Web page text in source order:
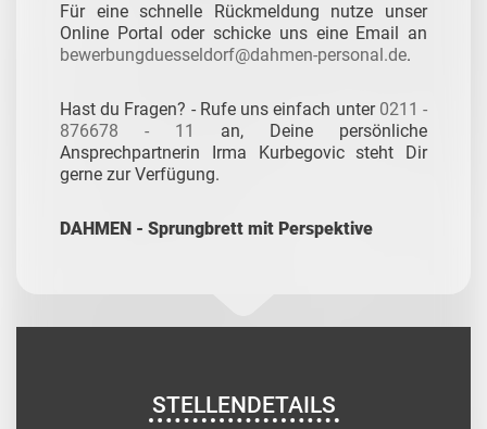
Für eine schnelle Rückmeldung nutze unser
Online Portal oder schicke uns eine Email an
bewerbungduesseldorf@dahmen-personal.de.
Hast du Fragen? - Rufe uns einfach unter 0211 -
876678 - 11
an, Deine persönliche
Ansprechpartnerin Irma Kurbegovic steht Dir
gerne zur Verfügung.
DAHMEN - Sprungbrett mit Perspektive
STELLENDETAILS